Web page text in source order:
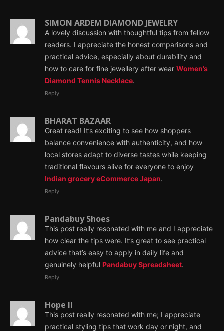
SIMON ARDEM DIAMOND JEWELRY
A lovely discussion with thoughtful tips from fellow
readers. I appreciate the honest comparisons and
practical advice, especially about durability and
how to care for fine jewellery after wear Women’s
Diamond Tennis Necklace.
Reply
BHARAT BAZAAR
Great read! It’s exciting to see how shoppers
balance convenience with authenticity, and how
local stores adapt to diverse tastes while keeping
traditional flavours alive for everyone to enjoy
Indian grocery eCommerce Japan.
Reply
Pandabuy Shoes
This post really resonated with me and I appreciate
how clear the tips were. It’s great to see practical
advice that’s easy to apply in daily life and
genuinely helpful Pandabuy Spreadsheet.
Reply
Hope II
This post really resonated with me; I appreciate
practical styling tips that work day or night, and